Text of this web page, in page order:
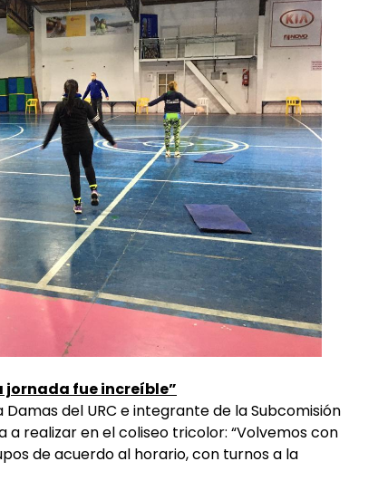
jornada fue increíble”
del URC e integrante de la Subcomisión
a realizar en el coliseo tricolor: “Volvemos con
de acuerdo al horario, con turnos a la